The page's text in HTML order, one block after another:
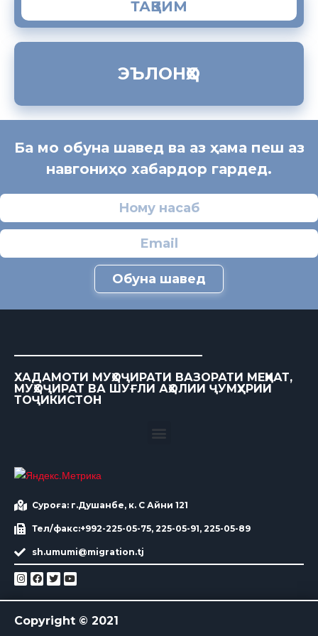
ТАҚВИМ
ЭЪЛОНҲО
Ба мо обуна шавед ва аз ҳама пеш аз
навгониҳо хабардор гардед.
Обуна шавед
ХАДАМОТИ МУҲОҶИРАТИ ВАЗОРАТИ МЕҲНАТ,
МУҲОҶИРАТ ВА ШУҒЛИ АҲОЛИИ ҶУМҲУРИИ
ТОҶИКИСТОН
Суроға: г.Душанбе, к. С Айни 121
Тел/факс:+992-225-05-75, 225-05-91, 225-05-89
sh.umumi@migration.tj
Copyright © 2021